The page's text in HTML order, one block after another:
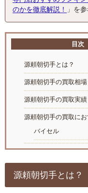
のかを徹底解説！
」を
目次
源頼朝切手とは？
源頼朝切手の買取相場
源頼朝切手の買取実績
源頼朝切手の買取に
バイセル
源頼朝切手とは？